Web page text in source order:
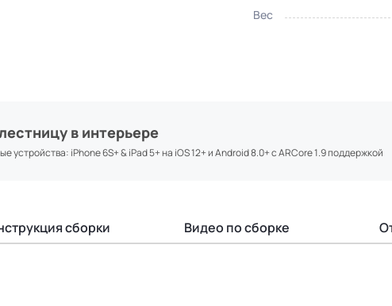
Вес
в интерьере
устройства: iPhone 6S+ & iPad 5+ на iOS 12+ и Android 8.0+ с ARCore 1.9 поддержкой
сборки Видео по сборке